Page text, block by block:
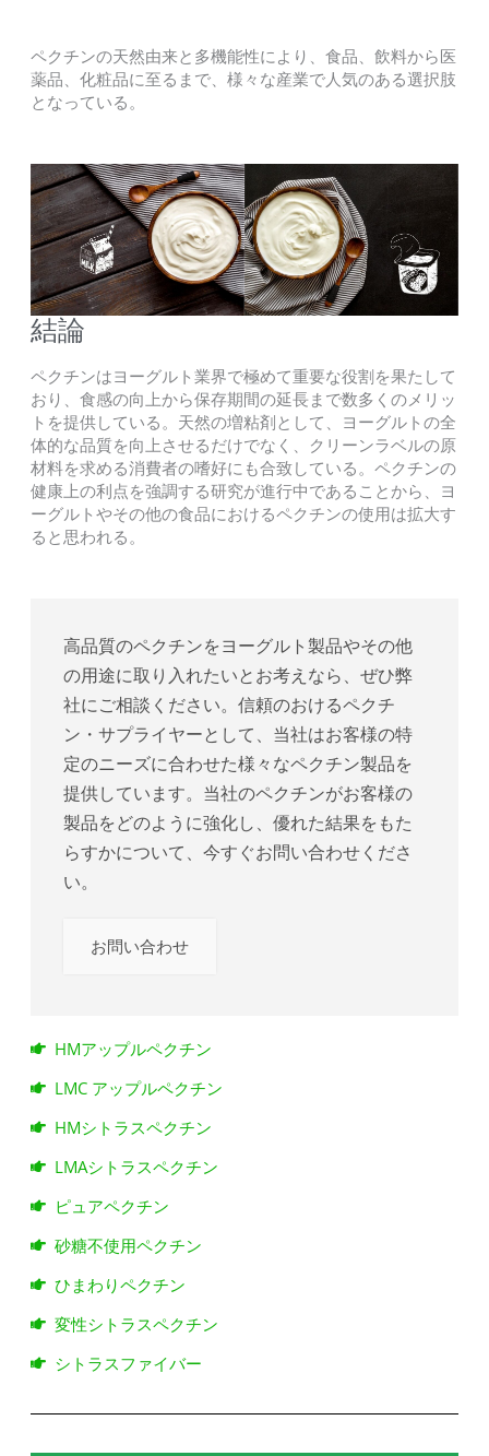
ペクチンの天然由来と多機能性により、食品、飲料から医
薬品、化粧品に至るまで、様々な産業で人気のある選択肢
となっている。
結論
ペクチンはヨーグルト業界で極めて重要な役割を果たして
おり、食感の向上から保存期間の延長まで数多くのメリッ
トを提供している。天然の増粘剤として、ヨーグルトの全
体的な品質を向上させるだけでなく、クリーンラベルの原
材料を求める消費者の嗜好にも合致している。ペクチンの
健康上の利点を強調する研究が進行中であることから、ヨ
ーグルトやその他の食品におけるペクチンの使用は拡大す
ると思われる。
高品質のペクチンをヨーグルト製品やその他
の用途に取り入れたいとお考えなら、ぜひ弊
社にご相談ください。信頼のおけるペクチ
ン・サプライヤーとして、当社はお客様の特
定のニーズに合わせた様々なペクチン製品を
提供しています。当社のペクチンがお客様の
製品をどのように強化し、優れた結果をもた
らすかについて、今すぐお問い合わせくださ
い。
お問い合わせ
HMアップルペクチン
LMC アップルペクチン
HMシトラスペクチン
LMAシトラスペクチン
ピュアペクチン
砂糖不使用ペクチン
ひまわりペクチン
変性シトラスペクチン
シトラスファイバー